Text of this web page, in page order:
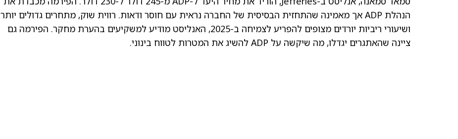
הנהלת ADP אך מאמינה שהתחזית הבסיסית של החברה נראית עם חוסר ודאות. רווית שוק, מתחרים גדולים יותר
ושיעורי ריביות יורדים מצופים להפריע לצמיחה ב-2025, האנליסט מודיע למשקיעים בהערת מחקר. הפירמה גם
ציינה שהאתגרים יגדלו, מה שיקשה על ADP להשיג את המטרות לטווח בינוני.